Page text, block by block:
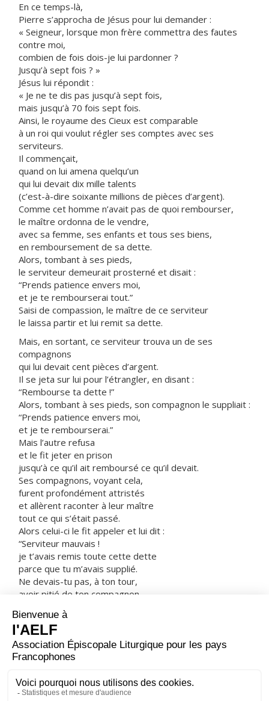
En ce temps-là,
Pierre s’approcha de Jésus pour lui demander :
« Seigneur, lorsque mon frère commettra des fautes
contre moi,
combien de fois dois-je lui pardonner ?
Jusqu’à sept fois ? »
Jésus lui répondit :
« Je ne te dis pas jusqu’à sept fois,
mais jusqu’à 70 fois sept fois.
Ainsi, le royaume des Cieux est comparable
à un roi qui voulut régler ses comptes avec ses
serviteurs.
Il commençait,
quand on lui amena quelqu’un
qui lui devait dix mille talents
(c’est-à-dire soixante millions de pièces d’argent).
Comme cet homme n’avait pas de quoi rembourser,
le maître ordonna de le vendre,
avec sa femme, ses enfants et tous ses biens,
en remboursement de sa dette.
Alors, tombant à ses pieds,
le serviteur demeurait prosterné et disait :
“Prends patience envers moi,
et je te rembourserai tout.”
Saisi de compassion, le maître de ce serviteur
le laissa partir et lui remit sa dette.
Mais, en sortant, ce serviteur trouva un de ses
compagnons
qui lui devait cent pièces d’argent.
Il se jeta sur lui pour l’étrangler, en disant :
“Rembourse ta dette !”
Alors, tombant à ses pieds, son compagnon le suppliait :
“Prends patience envers moi,
et je te rembourserai.”
Mais l’autre refusa
et le fit jeter en prison
jusqu’à ce qu’il ait remboursé ce qu’il devait.
Ses compagnons, voyant cela,
furent profondément attristés
et allèrent raconter à leur maître
tout ce qui s’était passé.
Alors celui-ci le fit appeler et lui dit :
“Serviteur mauvais !
je t’avais remis toute cette dette
parce que tu m’avais supplié.
Ne devais-tu pas, à ton tour,
avoir pitié de ton compagnon,
Dans sa colère, son maître le livra aux bourreaux
jusqu’à ce qu’il eût remboursé tout ce qu’il devait.
C’est ainsi que mon Père du ciel vous traitera,
si chacun de vous ne pardonne pas à son frère
du fond du cœur. »
– Acclamons la Parole de Dieu.